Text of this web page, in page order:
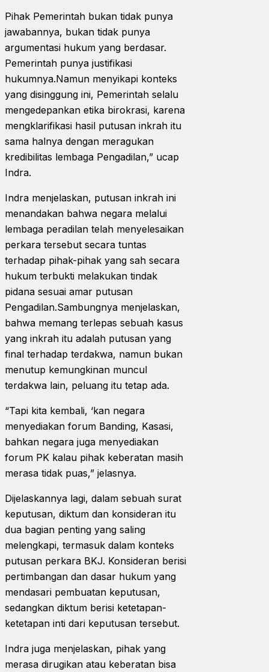
Pihak Pemerintah bukan tidak punya
jawabannya, bukan tidak punya
argumentasi hukum yang berdasar.
Pemerintah punya justifikasi
hukumnya.Namun menyikapi konteks
yang disinggung ini, Pemerintah selalu
mengedepankan etika birokrasi, karena
mengklarifikasi hasil putusan inkrah itu
sama halnya dengan meragukan
kredibilitas lembaga Pengadilan,” ucap
Indra.
Indra menjelaskan, putusan inkrah ini
menandakan bahwa negara melalui
lembaga peradilan telah menyelesaikan
perkara tersebut secara tuntas
terhadap pihak-pihak yang sah secara
hukum terbukti melakukan tindak
pidana sesuai amar putusan
Pengadilan.Sambungnya menjelaskan,
bahwa memang terlepas sebuah kasus
yang inkrah itu adalah putusan yang
final terhadap terdakwa, namun bukan
menutup kemungkinan muncul
terdakwa lain, peluang itu tetap ada.
“Tapi kita kembali, ‘kan negara
menyediakan forum Banding, Kasasi,
bahkan negara juga menyediakan
forum PK kalau pihak keberatan masih
merasa tidak puas,” jelasnya.
Dijelaskannya lagi, dalam sebuah surat
keputusan, diktum dan konsideran itu
dua bagian penting yang saling
melengkapi, termasuk dalam konteks
putusan perkara BKJ. Konsideran berisi
pertimbangan dan dasar hukum yang
mendasari pembuatan keputusan,
sedangkan diktum berisi ketetapan-
ketetapan inti dari keputusan tersebut.
Indra juga menjelaskan, pihak yang
merasa dirugikan atau keberatan bisa